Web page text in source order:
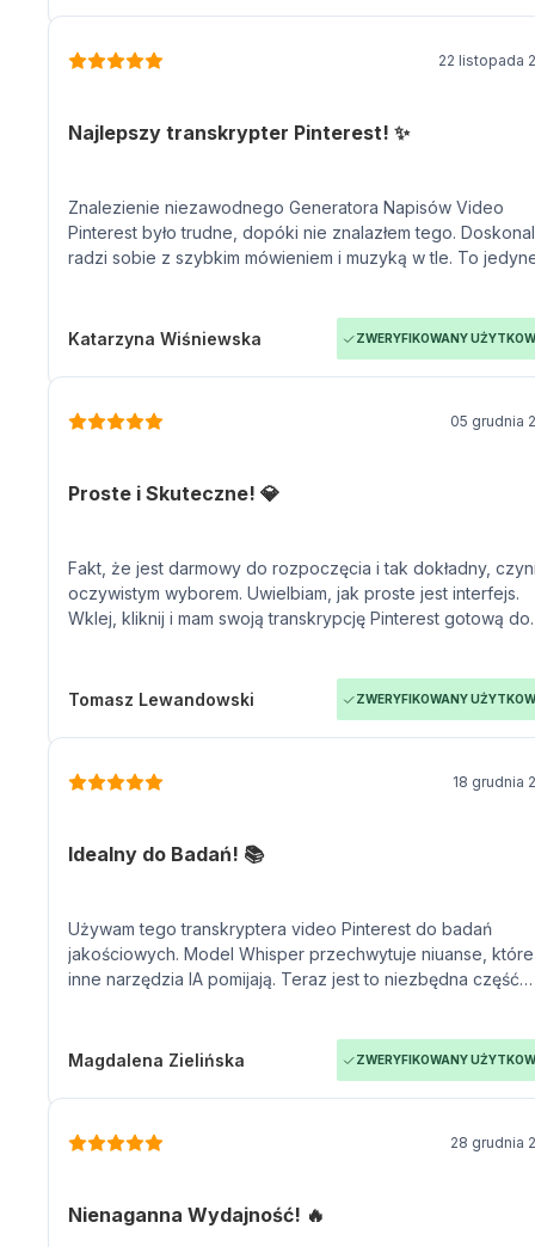
22 listopada
Najlepszy transkrypter Pinterest! ✨
Znalezienie niezawodnego Generatora Napisów Video
Pinterest było trudne, dopóki nie znalazłem tego.
radzi sobie z szybkim mówieniem i muzyką w tle. To
Katarzyna Wiśniewska ZWERYFIKOWANY
05 grudnia
Proste i Skuteczne! 💎
Fakt, że jest darmowy do rozpoczęcia i tak dokładny,
oczywistym wyborem. Uwielbiam, jak proste jest interfejs.
Wklej, kliknij i mam swoją transkrypcję Pinterest gotową do
Tomasz Lewandowski ZWERYFIKOWANY
18 grudnia
Idealny do Badań! 📚
Używam tego transkryptera video Pinterest do badań
jakościowych. Model Whisper przechwytuje niuanse, które
inne narzędzia IA pomijają. Teraz jest to niezbędna część
Magdalena Zielińska ZWERYFIKOWANY
28 grudnia
Nienaganna Wydajność! 🔥